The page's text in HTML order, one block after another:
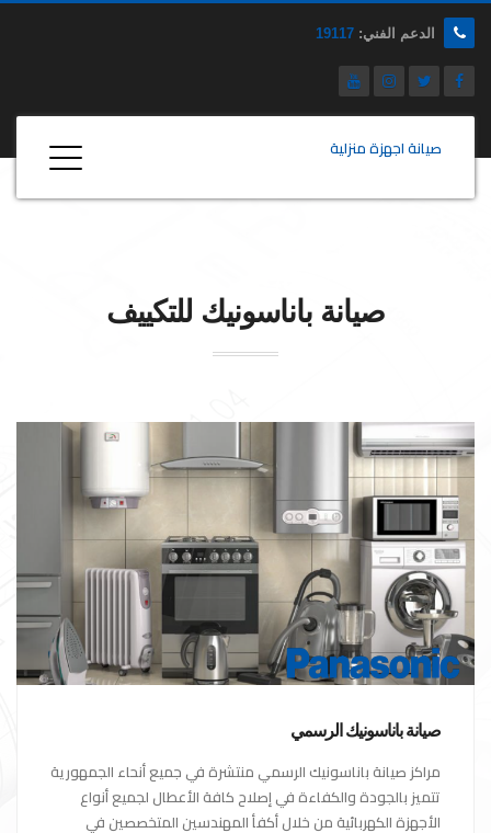
الدعم الفني: 19117
صيانة اجهزة منزلية
صيانة باناسونيك للتكييف
صيانة باناسونيك الرسمي
مراكز صيانة باناسونيك الرسمي منتشرة في جميع أنحاء الجمهورية
تتميز بالجودة والكفاءة في إصلاح كافة الأعطال لجميع أنواع
الأجهزة الكهربائية من خلال أكفأ المهندسين المتخصصين في